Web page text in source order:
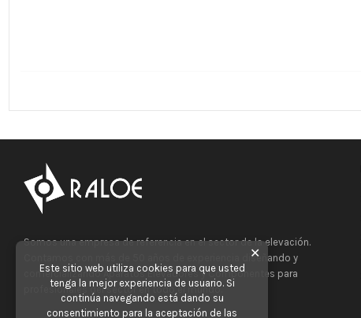
Somos una empresa de referencia en el sector de la elevación.
Contamos con más de 50 años de experiencia diseñando y
comercializando Aparatos Elevadores y Componentes para
profesionales del sector en todo el mundo.
✕
Este sitio web utiliza cookies para que usted
tenga la mejor experiencia de usuario. Si
continúa navegando está dando su
consentimiento para la aceptación de las